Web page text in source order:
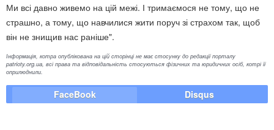
Ми всі давно живемо на цій межі. І тримаємося не тому, що не
страшно, а тому, що навчилися жити поруч зі страхом так, щоб
він не знищив нас раніше".
Інформація, котра опублікована на цій сторінці не має стосунку до редакції порталу
patrioty.org.ua, всі права та відповідальність стосуються фізичних та юридичних осіб, котрі її
оприлюднили.
FaceBook Disqus